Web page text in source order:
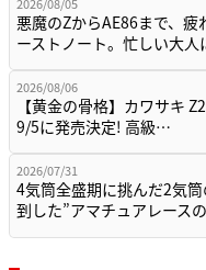
2026/08/05
悪魔のZからAE86まで、疲
ーストノート。忙しい大
2026/08/06
【黄金の骨格】カワサキ
9/5に発売決定! 高級…
2026/07/31
4気筒全盛期に挑んだ2気
到した”アマチュアレース